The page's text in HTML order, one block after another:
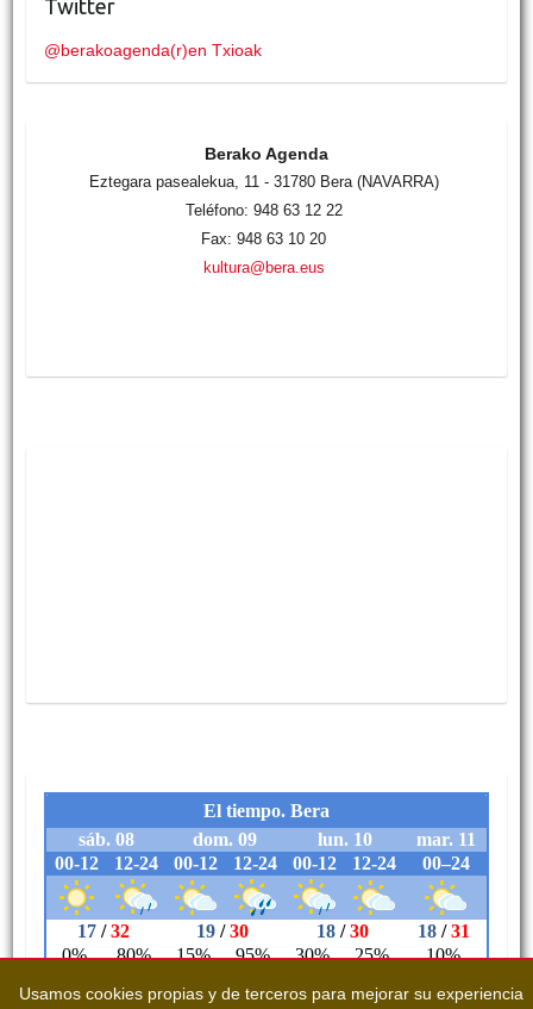
Usamos cookies propias y de terceros para mejorar su experiencia
Twitter
@berakoagenda(r)en Txioak
Berako Agenda
Eztegara pasealekua, 11 - 31780 Bera (NAVARRA)
Teléfono: 948 63 12 22
Fax: 948 63 10 20
kultura@bera.eus